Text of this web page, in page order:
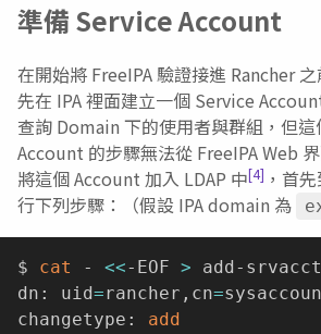
準備 Service Account
在開始將 FreeIPA 驗證接進 Rancher
先在 IPA 裡面建立一個 Service
查詢 Domain 下的使用者與群組，但
Account 的步驟無法從 FreeIPA Web
將這個 Account 加入 LDAP 中[4] ，首
行下列步驟：（假設 IPA domain 為
$ cat - <<-EOF > add-
dn: uid=rancher,cn=
changetype: add